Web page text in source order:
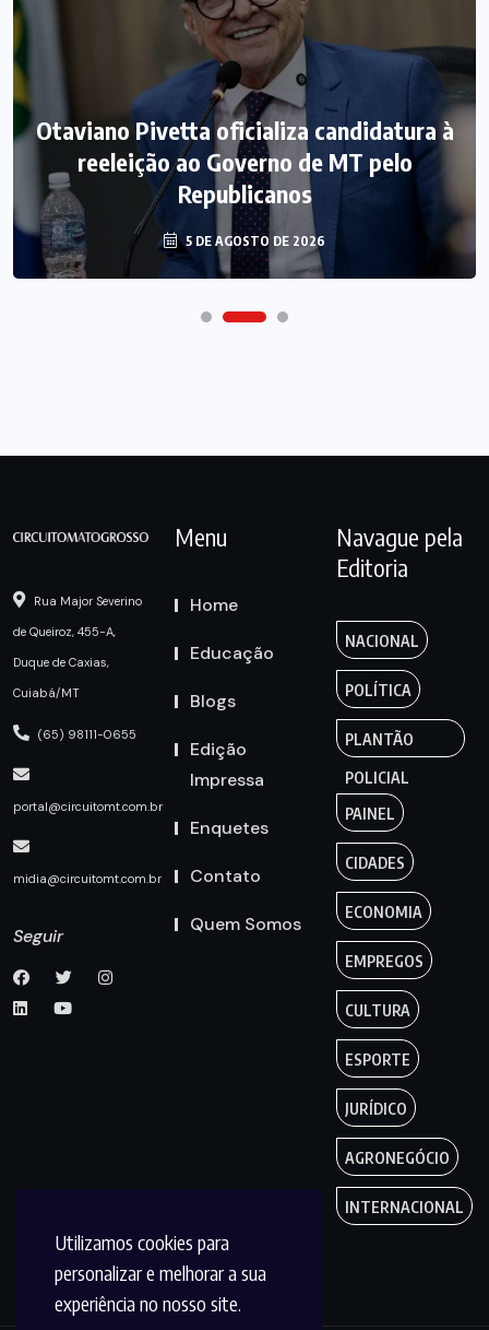
Utilizamos cookies para
personalizar e melhorar a sua
experiência no nosso site.
Otaviano Pivetta oficializa candidatura à
reeleição ao Governo de MT pelo
Republicanos
5 DE AGOSTO DE 2026
Rua Major Severino
de Queiroz, 455-A,
Duque de Caxias,
Cuiabá/MT
(65) 98111-0655
portal@circuitomt.com.br
midia@circuitomt.com.br
Seguir
Menu
Home
Educação
Blogs
Edição
Impressa
Enquetes
Contato
Quem Somos
Navague pela
Editoria
NACIONAL
POLÍTICA
PLANTÃO
POLICIAL
PAINEL
CIDADES
ECONOMIA
EMPREGOS
CULTURA
ESPORTE
JURÍDICO
AGRONEGÓCIO
INTERNACIONAL